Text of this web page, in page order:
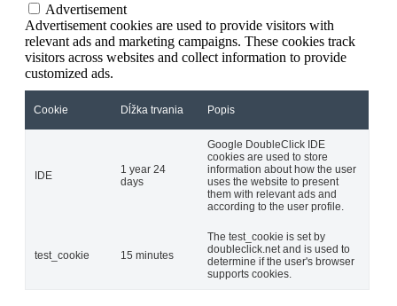
Advertisement
Advertisement cookies are used to provide visitors with
relevant ads and marketing campaigns. These cookies track
visitors across websites and collect information to provide
customized ads.
Cookie Dĺžka trvania Popis
IDE
1 year 24
days
Google DoubleClick IDE
cookies are used to store
information about how the user
uses the website to present
them with relevant ads and
according to the user profile.
test_cookie 15 minutes
The test_cookie is set by
doubleclick.net and is used to
determine if the user's browser
supports cookies.